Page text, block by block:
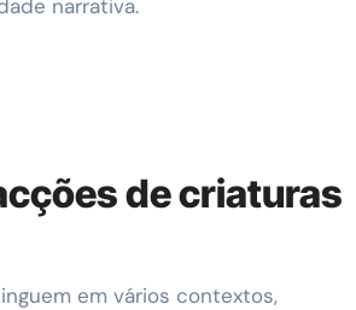
narrativa.
de criaturas
em vários contextos,